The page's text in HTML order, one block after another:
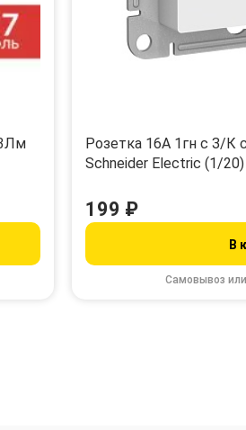
Розетка 16А 1гн с З/К
Schneider Electric (1/20)
Самовывоз
199 ₽
В